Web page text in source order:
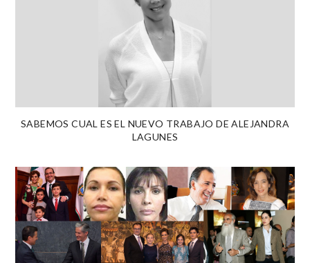
SABEMOS CUAL ES EL NUEVO TRABAJO DE ALEJANDRA
LAGUNES